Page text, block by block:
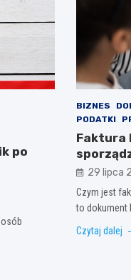
po
BIZNES
PODATKI
Faktura
29 lipca
Czym jest
to dokument
Czytaj dalej